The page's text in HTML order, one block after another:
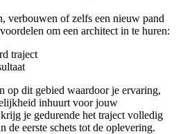
verbouwen of zelfs een nieuw pand
om een architect in te huren:
traject
op dit gebied waardoor je ervaring,
inhuurt voor jouw
je gedurende het traject volledig
de eerste schets tot de oplevering.